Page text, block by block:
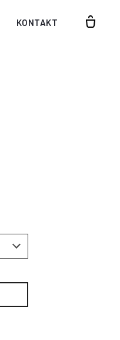
KONTAKT